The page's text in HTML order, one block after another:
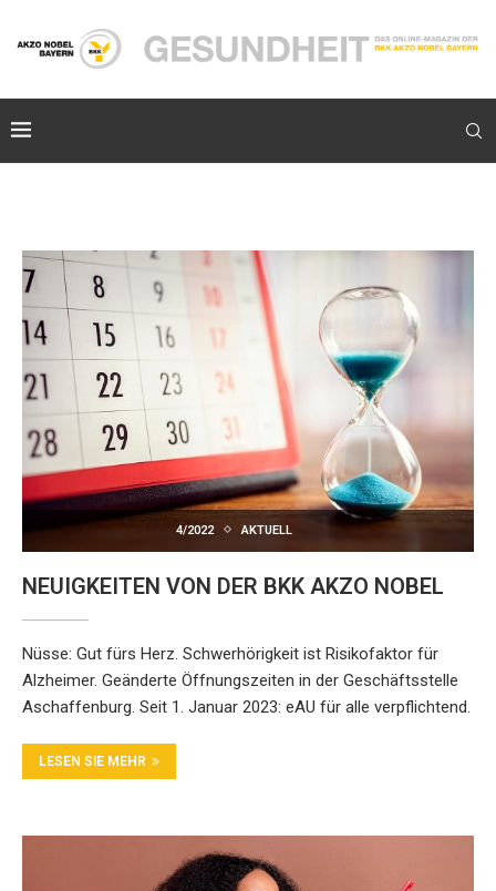
4/2022 AKTUELL
NEUIGKEITEN VON DER BKK AKZO NOBEL
Nüsse: Gut fürs Herz. Schwerhörigkeit ist Risikofaktor für
Alzheimer. Geänderte Öffnungszeiten in der Geschäftsstelle
Aschaffenburg. Seit 1. Januar 2023: eAU für alle verpflichtend.
LESEN SIE MEHR